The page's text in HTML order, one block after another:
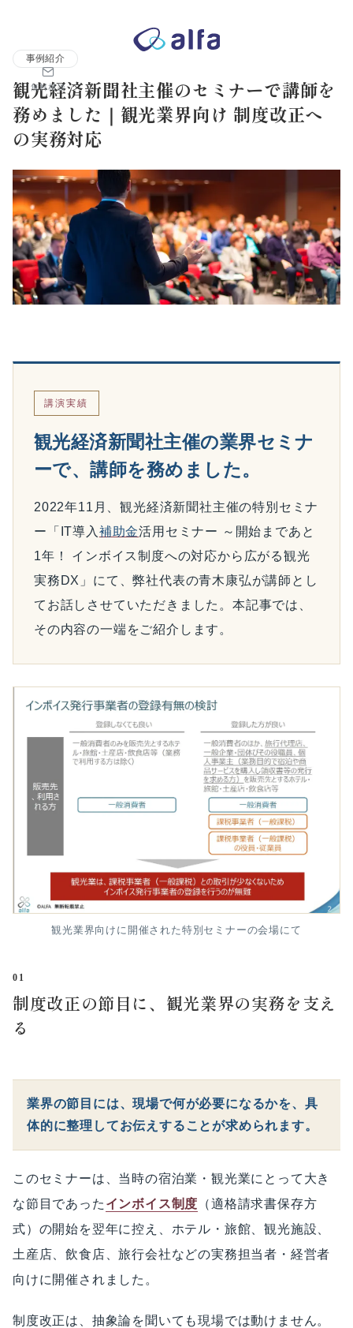
無料相談
株式会社アルファコンサルティング｜ホテル・旅館・観光業の事
事例紹介
観光経済新聞社主催のセミナーで講師を
務めました｜観光業界向け 制度改正へ
の実務対応
講演実績
観光経済新聞社主催の業界セミナ
ーで、講師を務めました。
2022年11月、観光経済新聞社主催の特別セミナ
ー「IT導入 補助金活用セミナー ～開始まであと
1年！ インボイス制度への対応から広がる観光
実務DX」にて、弊社代表の青木康弘が講師とし
てお話しさせていただきました。本記事では、
その内容の一端をご紹介します。
観光業界向けに開催された特別セミナーの会場にて
01
制度改正の節目に、観光業界の実務を支え
る
業界の節目には、現場で何が必要になるかを、具
体的に整理してお伝えすることが求められます。
このセミナーは、当時の宿泊業・観光業にとって大き
な節目であった インボイス制度 （適格請求書保存方
式）の開始を翌年に控え、ホテル・旅館、観光施設、
土産店、飲食店、旅行会社などの実務担当者・経営者
向けに開催されました。
制度改正は、抽象論を聞いても現場では動けません。